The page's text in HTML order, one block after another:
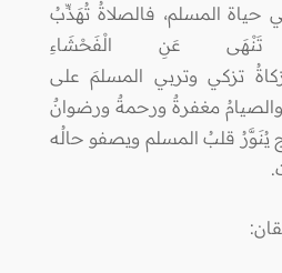
حياة المسلم، فالصلاةُ تُهَذِّبُ
تَنْهَى عَنِ الْفَحْشَاءِ
45، والزكاةُ تزكي وتربي المسلمَ على
والصيامُ مغفرةٌ ورحمةٌ ورضوانٌ
يُنَوَّرُ قلبُ المسلم ويصفو حالُه